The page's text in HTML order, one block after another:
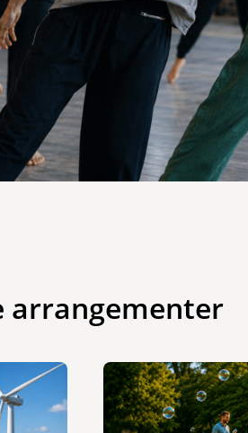
arrangementer